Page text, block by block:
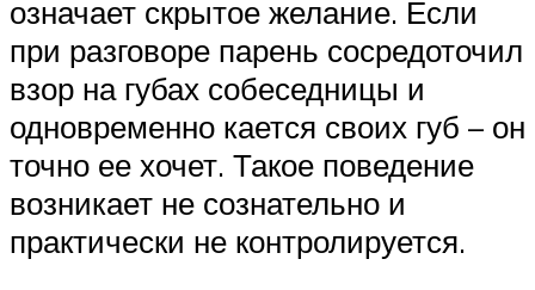
означает скрытое желание. Если
при разговоре парень сосредоточил
взор на губах собеседницы и
одновременно кается своих губ – он
точно ее хочет. Такое поведение
возникает не сознательно и
практически не контролируется.